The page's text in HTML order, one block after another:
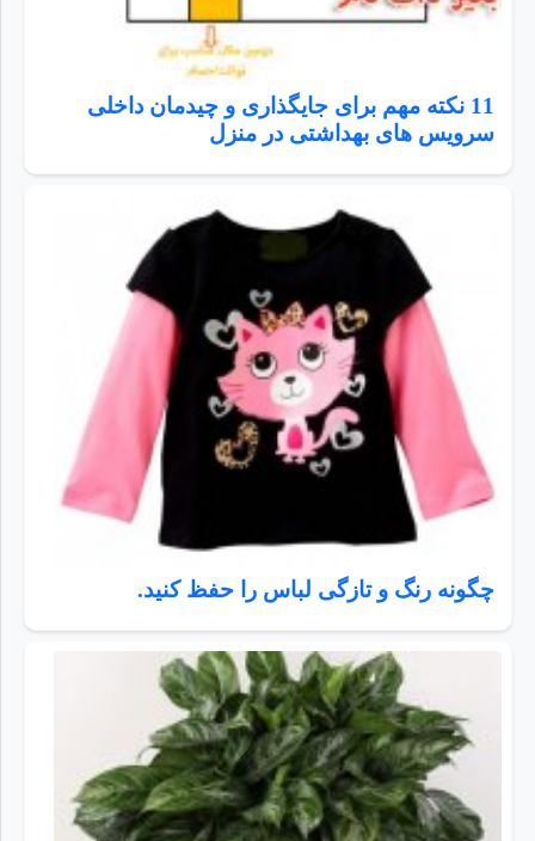
11 نکته مهم برای جایگذاری و چیدمان داخلی
سرویس های بهداشتی در منزل
چگونه رنگ و تازگی لباس را حفظ کنید.